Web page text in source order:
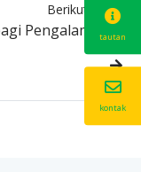
Berikutnya
Pengalamantautan
kontak